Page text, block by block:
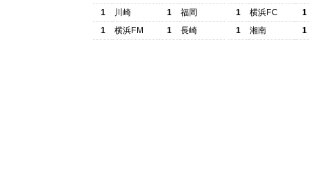
1
川崎 1
福岡
1
横浜FM 1 長崎
1
横浜FC
1
1
湘南 1